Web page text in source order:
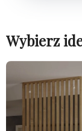
Wybierz